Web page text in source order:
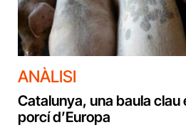
ANÀLISI
Catalunya, una baula clau
porcí d’Europa